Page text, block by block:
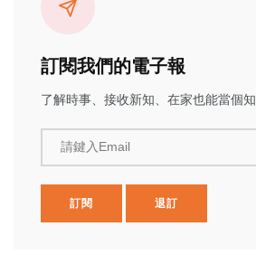
訂閱我們的電子報
了解時事、接收新知、在家也能當個知
請鍵入Email
訂閱 退訂